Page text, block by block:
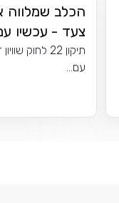
הכלב שמלווה
צעד - עכשיו
תיקון 22 לחוק
עם...